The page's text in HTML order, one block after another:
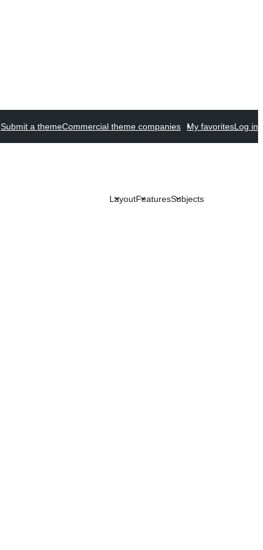
Submit a themeCommercial theme companies My favoritesLog in
LayoutFeaturesSubjects